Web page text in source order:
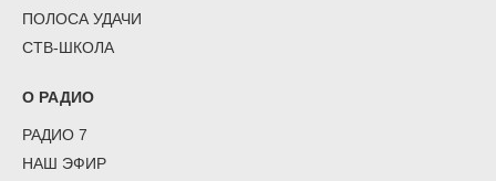
ПОЛОСА УДАЧИ
СТВ-ШКОЛА
О РАДИО
РАДИО 7
НАШ ЭФИР